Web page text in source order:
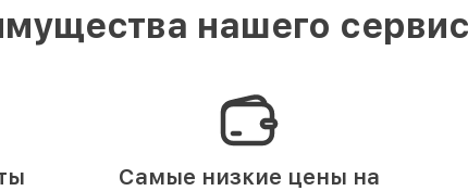
нашего
Самые низкие цены на